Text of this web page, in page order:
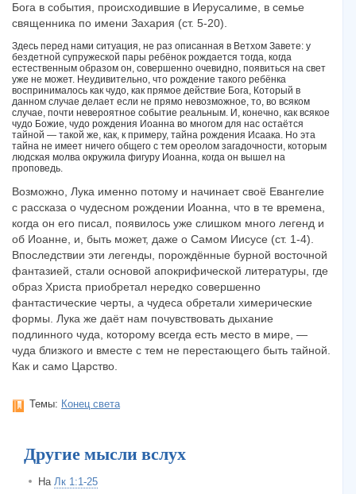
Бога в события, происходившие в Иерусалиме, в семье
священника по имени Захария (ст. 5-20).
Здесь перед нами ситуация, не раз описанная в Ветхом Завете: у
бездетной супружеской пары ребёнок рождается тогда, когда
естественным образом он, совершенно очевидно, появиться на свет
уже не может. Неудивительно, что рождение такого ребёнка
воспринималось как чудо, как прямое действие Бога, Который в
данном случае делает если не прямо невозможное, то, во всяком
случае, почти невероятное событие реальным. И, конечно, как всякое
чудо Божие, чудо рождения Иоанна во многом для нас остаётся
тайной — такой же, как, к примеру, тайна рождения Исаака. Но эта
тайна не имеет ничего общего с тем ореолом загадочности, которым
людская молва окружила фигуру Иоанна, когда он вышел на
проповедь.
Возможно, Лука именно потому и начинает своё Евангелие
с рассказа о чудесном рождении Иоанна, что в те времена,
когда он его писал, появилось уже слишком много легенд и
об Иоанне, и, быть может, даже о Самом Иисусе (ст. 1-4).
Впоследствии эти легенды, порождённые бурной восточной
фантазией, стали основой апокрифической литературы, где
образ Христа приобретал нередко совершенно
фантастические черты, а чудеса обретали химерические
формы. Лука же даёт нам почувствовать дыхание
подлинного чуда, которому всегда есть место в мире, —
чуда близкого и вместе с тем не перестающего быть тайной.
Как и само Царство.
Темы: Конец света
Другие мысли вслух
На Лк 1:1-25